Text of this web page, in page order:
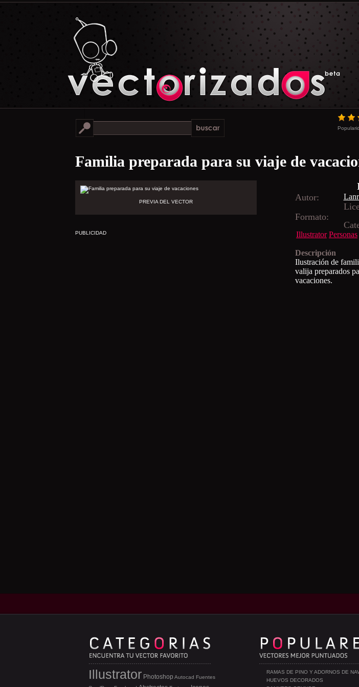
Familia preparada para su viaje de
PREVIA DEL VECTOR Autor:
Formato:
Illustrator Personas
Descripción
Ilustración de
valija preparados
vacaciones.
PUBLICIDAD
RAMAS DE PINO Y ADORNOS DE
HUEVOS DECORADOS
Illustrator Photoshop Autocad Fuentes